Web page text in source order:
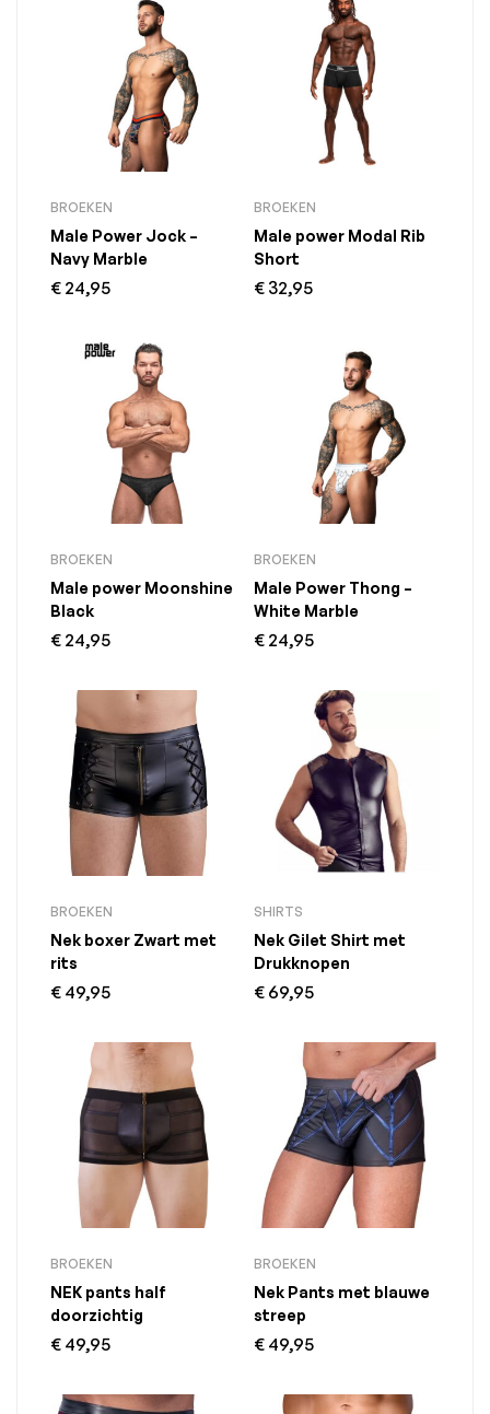
BROEKEN
Male Power Jock –
Navy Marble
€ 24,95
BROEKEN
Male power Modal Rib
Short
€ 32,95
BROEKEN
Male power Moonshine
Black
€ 24,95
BROEKEN
Male Power Thong –
White Marble
€ 24,95
BROEKEN
Nek boxer Zwart met
rits
€ 49,95
SHIRTS
Nek Gilet Shirt met
Drukknopen
€ 69,95
BROEKEN
NEK pants half
doorzichtig
€ 49,95
BROEKEN
Nek Pants met blauwe
streep
€ 49,95